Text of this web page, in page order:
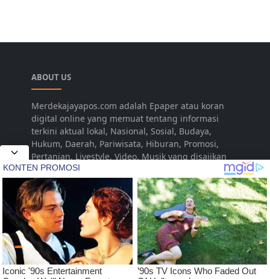
ABOUT US
Merdekajayapos.com adalah Epaper atau koran
digital online yang memuat tentang informasi
terkini aktual lokal, Nasional, Sosial, Budaya,
Hukum, Daerah, Pariwisata, Hiburan, Promosi,
Pertanian, Livestyle, Video, Musik yang disajikan
untuk dan dari Kota Jepara Indonesia. Namun
seiring dengan berjalannya waktu dalam
pengembangan, diharapkan dapat menjangkau
hingga pada tingkat Nasional
LEARN MORE
Pedoman Media Siber